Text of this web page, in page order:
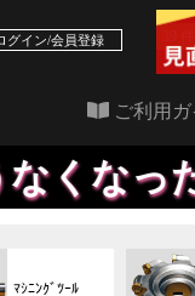
グイン/会員登録
ご利用ガ
ーの
ﾏｼﾆﾝｸﾞﾂｰﾙ